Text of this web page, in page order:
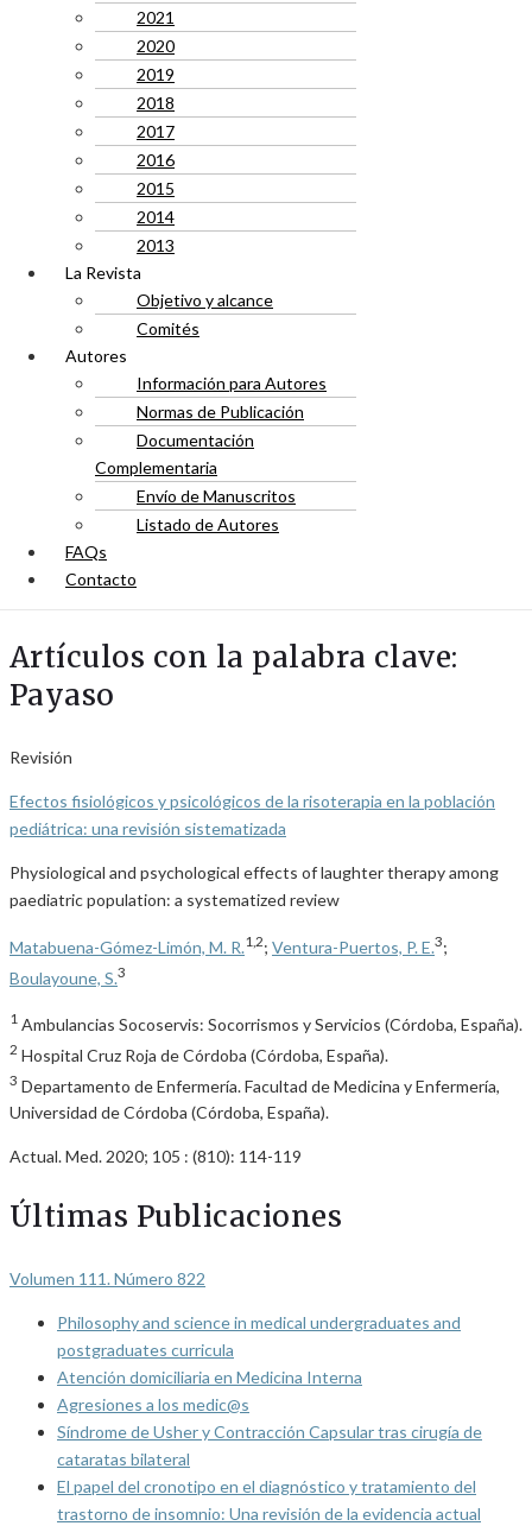
2021
2020
2019
2018
2017
2016
2015
2014
2013
La Revista
Objetivo y alcance
Comités
Autores
Información para Autores
Normas de Publicación
Documentación
Complementaria
Envío de Manuscritos
Listado de Autores
FAQs
Contacto
Artículos con la palabra clave:
Payaso
Revisión
Efectos fisiológicos y psicológicos de la risoterapia en la población
pediátrica: una revisión sistematizada
Physiological and psychological effects of laughter therapy among
paediatric population: a systematized review
Matabuena-Gómez-Limón, M. R.1,2; Ventura-Puertos, P. E.3;
Boulayoune, S. 3
1 Ambulancias Socoservis: Socorrismos y Servicios (Córdoba, España).
2 Hospital Cruz Roja de Córdoba (Córdoba, España).
3 Departamento de Enfermería. Facultad de Medicina y Enfermería,
Universidad de Córdoba (Córdoba, España).
Actual. Med. 2020; 105 : (810): 114-119
Últimas Publicaciones
Volumen 111. Número 822
Philosophy and science in medical undergraduates and
postgraduates curricula
Atención domiciliaria en Medicina Interna
Agresiones a los medic@s
Síndrome de Usher y Contracción Capsular tras cirugía de
cataratas bilateral
El papel del cronotipo en el diagnóstico y tratamiento del
trastorno de insomnio: Una revisión de la evidencia actual